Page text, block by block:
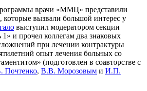
врачи «ММЦ» представили
которые вызвали большой интерес у
выступил модератором секции
1» и прочел коллегам два знаковых
при лечении контрактуры
опыт лечения больных со
(подготовлен в соавторстве с
Почтенко, В.В. Морозовым и И.П.